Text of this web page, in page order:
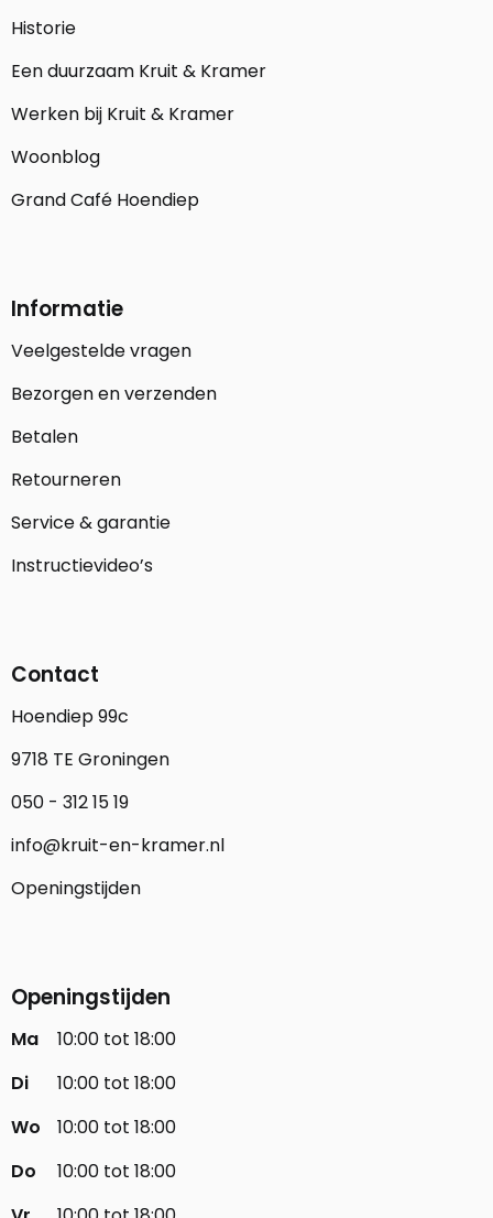
Historie
Een duurzaam Kruit & Kramer
Werken bij Kruit & Kramer
Woonblog
Grand Café Hoendiep
Informatie
Veelgestelde vragen
Bezorgen en verzenden
Betalen
Retourneren
Service & garantie
Instructievideo’s
Contact
Hoendiep 99c
9718 TE Groningen
050 - 312 15 19
info@kruit-en-kramer.nl
Openingstijden
Openingstijden
Ma
10:00 tot 18:00
Di
10:00 tot 18:00
Wo
10:00 tot 18:00
Do
10:00 tot 18:00